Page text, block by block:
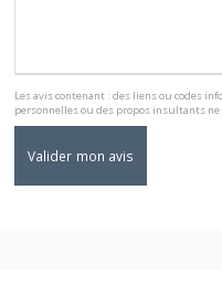
Les avis contenant : des liens ou codes
personnelles ou des propos insultants